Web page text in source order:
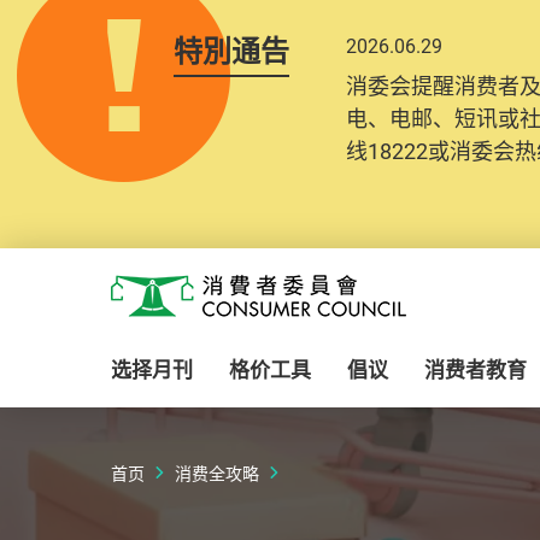
特別通告 2026.06.29
消委会提醒消费者
电、电邮、短讯或
线18222或消委会
消费者委员会
选择月刊 格价工具 倡议 消费者教育
首页 消费全攻略